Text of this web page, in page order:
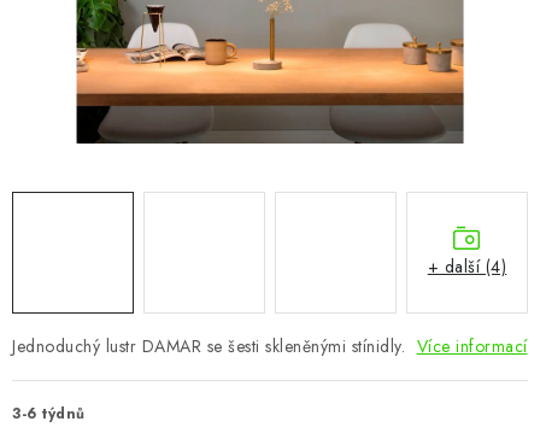
CHOVATELSKÉ POTŘEBY
DOPLŇKY A DEKORACE
VÝPRODEJ
Vše o nákupu
Jednoduchý lustr DAMAR se šesti skleněnými stínidly. Více informací
3-6 týdnů
+ další (4)